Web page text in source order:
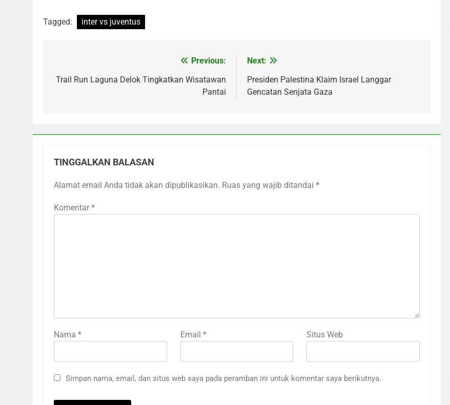
Tagged: inter vs juventus
pos
Previous:
Trail Run Laguna Delok Tingkatkan Wisatawan
Pantai
Next:
Presiden Palestina Klaim Israel Langgar
Gencatan Senjata Gaza
TINGGALKAN BALASAN
Alamat email Anda tidak akan dipublikasikan. Ruas yang wajib ditandai *
Komentar *
Nama * Email * Situs Web
Simpan nama, email, dan situs web saya pada peramban ini untuk komentar saya berikutnya.